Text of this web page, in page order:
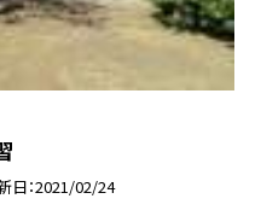
日 2021/02/24